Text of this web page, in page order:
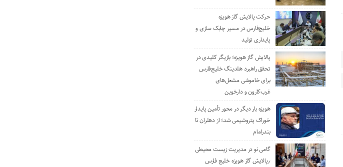
حرکت پالایش گاز هویزه
خلیج‌فارس در مسیر چابک سازی و
پایداری تولید
پالایش گاز هویزه؛ بازیگر کلیدی در
تحقق راهبرد هلدینگ خلیج‌فارس
برای خاموشی مشعل‌های
غرب‌کارون و دارخوین
هویزه بار دیگر در محور تأمین پایدار
خوراک پتروشیمی شد؛ از دهلران تا
بندرامام
گامی نو در مدیریت زیست ‌محیطی
٫پالایش گاز هویزه خلیج ‌فارس